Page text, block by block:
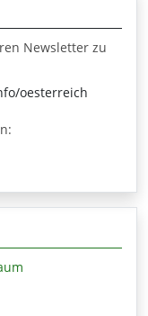
Newsletter zu
oesterreich